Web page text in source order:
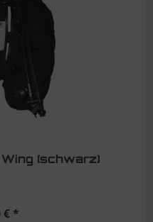
Wing (schwarz)
€ *